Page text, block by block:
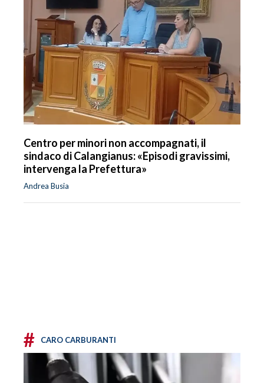
Centro per minori non accompagnati, il
sindaco di Calangianus: «Episodi gravissimi,
intervenga la Prefettura»
Andrea Busia
# CARO CARBURANTI